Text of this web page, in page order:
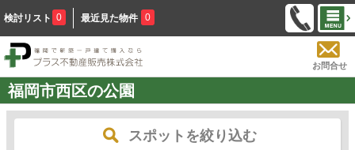
検討リスト 0 最近見た物件 0
お問合せ
福岡市西区の公園
スポットを絞り込む